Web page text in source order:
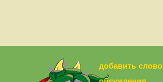
добавить слово